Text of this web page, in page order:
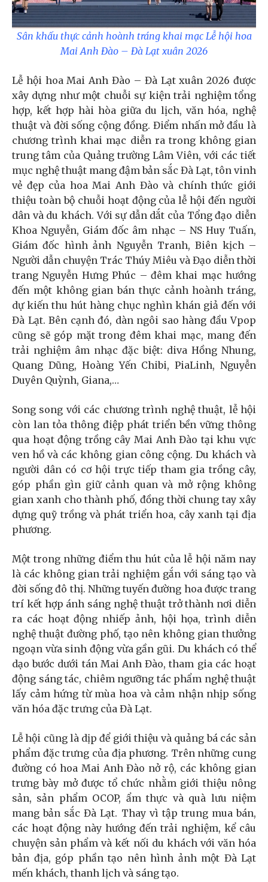
Sân khấu thực cảnh hoành tráng khai mạc Lễ hội hoa
Mai Anh Đào – Đà Lạt xuân 2026
Lễ hội hoa Mai Anh Đào – Đà Lạt xuân 2026 được
xây dựng như một chuỗi sự kiện trải nghiệm tổng
hợp, kết hợp hài hòa giữa du lịch, văn hóa, nghệ
thuật và đời sống cộng đồng. Điểm nhấn mở đầu là
chương trình khai mạc diễn ra trong không gian
trung tâm của Quảng trường Lâm Viên, với các tiết
mục nghệ thuật mang đậm bản sắc Đà Lạt, tôn vinh
vẻ đẹp của hoa Mai Anh Đào và chính thức giới
thiệu toàn bộ chuỗi hoạt động của lễ hội đến người
dân và du khách. Với sự dẫn dắt của Tổng đạo diễn
Khoa Nguyễn, Giám đốc âm nhạc – NS Huy Tuấn,
Giám đốc hình ảnh Nguyễn Tranh, Biên kịch –
Người dẫn chuyện Trác Thúy Miêu và Đạo diễn thời
trang Nguyễn Hưng Phúc – đêm khai mạc hướng
đến một không gian bán thực cảnh hoành tráng,
dự kiến thu hút hàng chục nghìn khán giả đến với
Đà Lạt. Bên cạnh đó, dàn ngôi sao hàng đầu Vpop
cũng sẽ góp mặt trong đêm khai mạc, mang đến
trải nghiệm âm nhạc đặc biệt: diva Hồng Nhung,
Quang Dũng, Hoàng Yến Chibi, PiaLinh, Nguyễn
Duyên Quỳnh, Giana,…
Song song với các chương trình nghệ thuật, lễ hội
còn lan tỏa thông điệp phát triển bền vững thông
qua hoạt động trồng cây Mai Anh Đào tại khu vực
ven hồ và các không gian công cộng. Du khách và
người dân có cơ hội trực tiếp tham gia trồng cây,
góp phần gìn giữ cảnh quan và mở rộng không
gian xanh cho thành phố, đồng thời chung tay xây
dựng quỹ trồng và phát triển hoa, cây xanh tại địa
phương.
Một trong những điểm thu hút của lễ hội năm nay
là các không gian trải nghiệm gắn với sáng tạo và
đời sống đô thị. Những tuyến đường hoa được trang
trí kết hợp ánh sáng nghệ thuật trở thành nơi diễn
ra các hoạt động nhiếp ảnh, hội họa, trình diễn
nghệ thuật đường phố, tạo nên không gian thưởng
ngoạn vừa sinh động vừa gần gũi. Du khách có thể
dạo bước dưới tán Mai Anh Đào, tham gia các hoạt
động sáng tác, chiêm ngưỡng tác phẩm nghệ thuật
lấy cảm hứng từ mùa hoa và cảm nhận nhịp sống
văn hóa đặc trưng của Đà Lạt.
Lễ hội cũng là dịp để giới thiệu và quảng bá các sản
phẩm đặc trưng của địa phương. Trên những cung
đường có hoa Mai Anh Đào nở rộ, các không gian
trưng bày mở được tổ chức nhằm giới thiệu nông
sản, sản phẩm OCOP, ẩm thực và quà lưu niệm
mang bản sắc Đà Lạt. Thay vì tập trung mua bán,
các hoạt động này hướng đến trải nghiệm, kể câu
chuyện sản phẩm và kết nối du khách với văn hóa
bản địa, góp phần tạo nên hình ảnh một Đà Lạt
mến khách, thanh lịch và sáng tạo.